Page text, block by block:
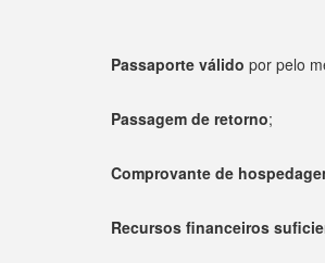
Passaporte válido por pelo
Passagem de retorno;
Comprovante de
Recursos financeiros